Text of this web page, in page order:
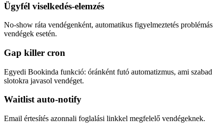
Ügyfél viselkedés-elemzés
No-show ráta vendégenként, automatikus figyelmeztetés problémás
vendégek esetén.
Gap killer cron
Egyedi Bookinda funkció: óránként futó automatizmus, ami szabad
slotokra javasol vendéget.
Waitlist auto-notify
Email értesítés azonnali foglalási linkkel megfelelő vendégeknek.